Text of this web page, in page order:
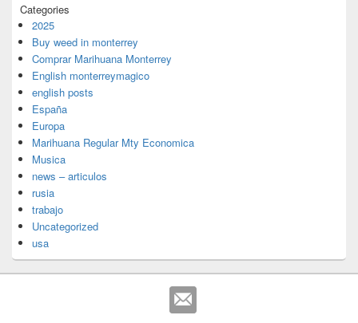
Categories
2025
Buy weed in monterrey
Comprar Marihuana Monterrey
English monterreymagico
english posts
España
Europa
Marihuana Regular Mty Economica
Musica
news – articulos
rusia
trabajo
Uncategorized
usa